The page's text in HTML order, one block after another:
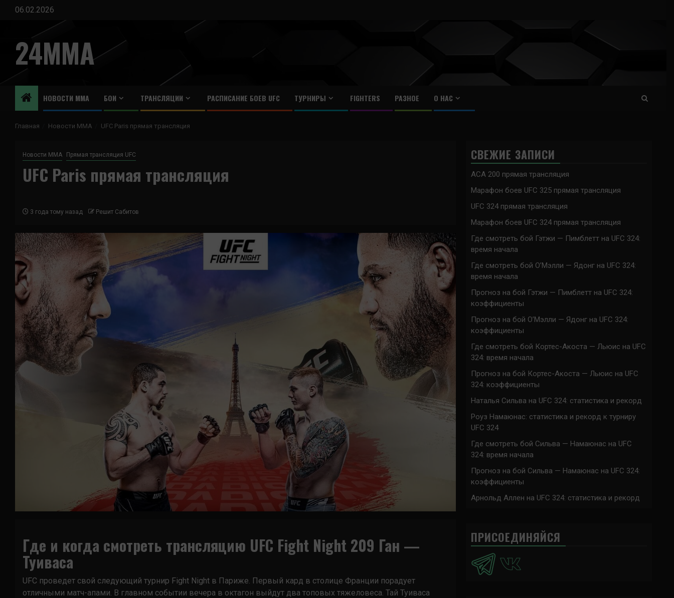
Перейти
содержимому
06.02.2026
24MMA
НОВОСТИ ММА БОИ ТРАНСЛЯЦИИ РАСПИСАНИЕ БОЕВ UFC ТУРНИРЫ FIGHTERS РАЗНОЕ О НАС
Главная Новости ММА UFC Paris прямая трансляция
Новости ММА Прямая трансляция UFC
UFC Paris прямая трансляция
3 года тому назад Решит Сабитов
Где и когда смотреть трансляцию UFC Fight Night 209 Ган —
Туиваса
UFC проведет свой следующий турнир Fight Night в Париже. Первый кард в столице Франции порадует
отличными матч-апами. В главном событии вечера в октагон выйдут два топовых тяжеловеса. Тай Туиваса
СВЕЖИЕ ЗАПИСИ
ACA 200 прямая трансляция
Марафон боев UFC 325 прямая трансляция
UFC 324 прямая трансляция
Марафон боев UFC 324 прямая трансляция
Где смотреть бой Гэтжи — Пимблетт на UFC 324:
время начала
Где смотреть бой О’Мэлли — Ядонг на UFC 324:
время начала
Прогноз на бой Гэтжи — Пимблетт на UFC 324:
коэффициенты
Прогноз на бой О’Мэлли — Ядонг на UFC 324:
коэффициенты
Где смотреть бой Кортес-Акоста — Льюис на UFC
324: время начала
Прогноз на бой Кортес-Акоста — Льюис на UFC
324: коэффициенты
Наталья Сильва на UFC 324: статистика и рекорд
Роуз Намаюнас: статистика и рекорд к турниру
UFC 324
Где смотреть бой Сильва — Намаюнас на UFC
324: время начала
Прогноз на бой Сильва — Намаюнас на UFC 324:
коэффициенты
Арнольд Аллен на UFC 324: статистика и рекорд
ПРИСОЕДИНЯЙСЯ